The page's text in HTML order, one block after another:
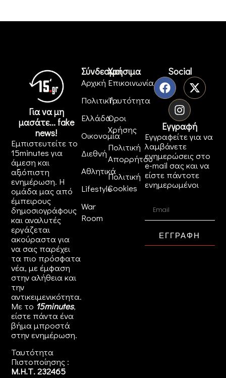
Για να μη
μασάτε... fake
news!
Εμπιστευτείτε το
15minutes για
άμεση και
αξιόπιστη
ενημέρωση. Η
ομάδα μας από
έμπειρους
δημοσιογράφους
και αναλυτές
εργάζεται
ακούραστα για
να σας παρέχει
τα πιο πρόσφατα
νέα, με έμφαση
στην αλήθεια και
την
αντικειμενικότητα.
Με το 15minutes,
είστε πάντα ένα
βήμα μπροστά
στηνενημέρωση.
Ταυτότητα
Πιστοποίησης :
Μ.Η.Τ. 232465
Σύνδεσμοι
Αρχική
Πολιτική
Ελλάδα
Οικονομία
Διεθνή
Αθλητικά
Lifestyle
War
Room
Χρήσιμα
Επικοινωνία
Ταυτότητα
Όροι
Χρήσης
Πολιτική
Απορρήτου
Πολιτική
Cookies
Social
Εγγραφή
Εγγραφείτε για να
λαμβάνετε
ενημερώσεις στο
e-mail σας και να
είστε πάντοτε
ενημερωμένοι
ΕΓΓΡΑΦΗ